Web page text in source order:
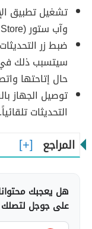
وآب ستور (iTunes & App Store) الظاهر وسط القائمة.
سيتسبب ذلك في
حال إتاحتها
توصيل الجهاز
التحديثات تلقائياً.
المراجع
هل يعجبك
على جوجل لتصلك